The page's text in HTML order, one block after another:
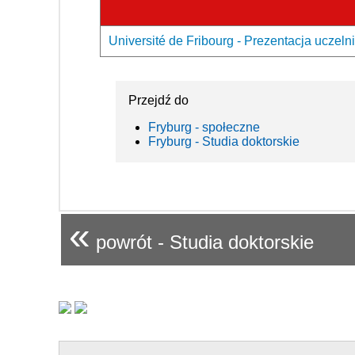
Université de Fribourg - Prezentacja uczelni
Przejdź do
Fryburg - społeczne
Fryburg - Studia doktorskie
« powrót - Studia doktorskie